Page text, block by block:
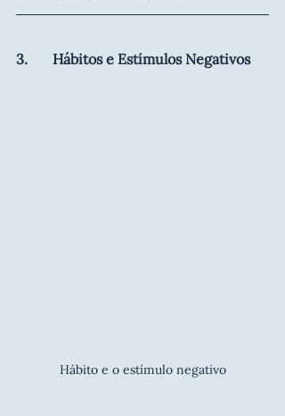
3.       Hábitos e Estímulos Negativos
Hábito e o estímulo negativo